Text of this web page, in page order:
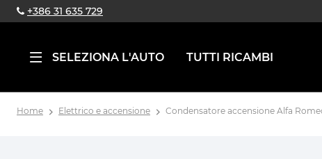
+386 31 635 729
SELEZIONA L'AUTO TUTTI RICAMBI
Home Elettrico e accensione Condensatore accensione Alfa